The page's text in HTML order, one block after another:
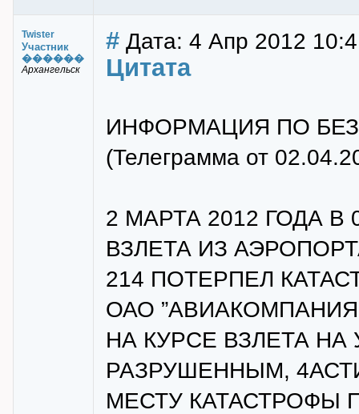
Twister
Участник
������
Архангельск
# Дата: 4 Апр 2012
Цитата
ИНФОРМАЦИЯ ПО
(Телеграмма от
2 МАРТА 2012 ГОДА В
ВЗЛЕТА ИЗ
214 ПОТЕРПЕЛ
ОАО
НА КУРСЕ ВЗЛЕТА
РАЗРУШЕННЫМ,
МЕСТУ КАТАСТРОФЫ